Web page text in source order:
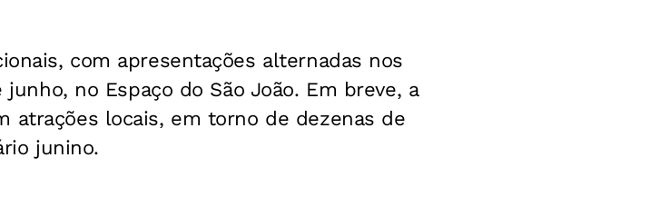
com apresentações alternadas nos
no Espaço do São João. Em breve, a
atrações locais, em torno de dezenas de
junino.